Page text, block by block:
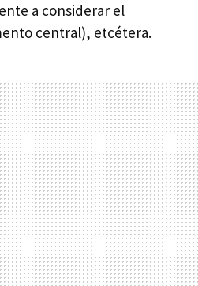
a considerar el
central), etcétera.